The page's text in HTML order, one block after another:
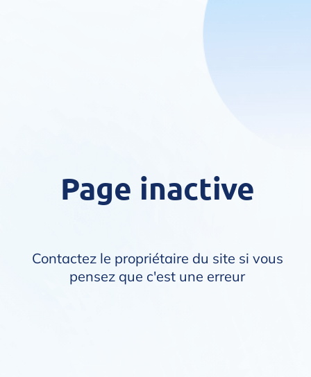
Page inactive
Contactez le propriétaire du site si vous
pensez que c'est une erreur